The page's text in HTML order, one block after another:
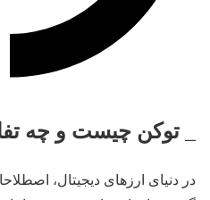
_ توکن چیست و چه
در دنیای ارزهای دیجیتال،